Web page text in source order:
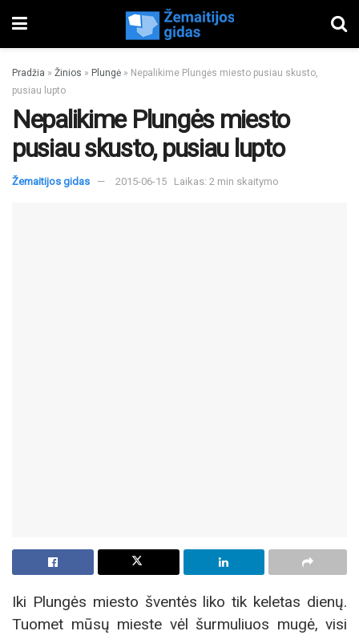
Pradžia » Žinios » Plungė » Nepalikime Plungės miesto pusiau skusto,
pusiau lupto
Nepalikime Plungės miesto
pusiau skusto, pusiau lupto
Žemaitijos gidas 2015-06-15 Laikas: 2 min skaitymo
Iki Plungės miesto šventės liko tik keletas dienų.
Tuomet mūsų mieste vėl šurmuliuos mugė, visi